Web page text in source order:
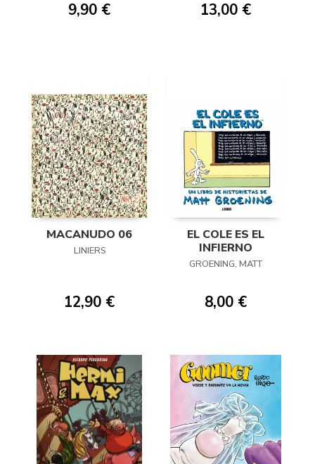
9,90 € 13,00 €
MACANUDO 06
LINIERS
12,90 €
EL COLE ES EL
INFIERNO
GROENING, MATT
8,00 €